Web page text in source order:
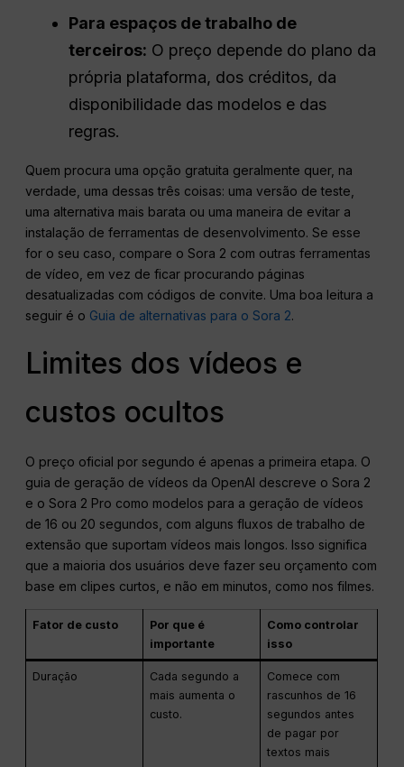
Para espaços de trabalho de
terceiros: O preço depende do plano da
própria plataforma, dos créditos, da
disponibilidade das modelos e das
regras.
Quem procura uma opção gratuita geralmente quer, na
verdade, uma dessas três coisas: uma versão de teste,
uma alternativa mais barata ou uma maneira de evitar a
instalação de ferramentas de desenvolvimento. Se esse
for o seu caso, compare o Sora 2 com outras ferramentas
de vídeo, em vez de ficar procurando páginas
desatualizadas com códigos de convite. Uma boa leitura a
seguir é o Guia de alternativas para o Sora 2.
Limites dos vídeos e
custos ocultos
O preço oficial por segundo é apenas a primeira etapa. O
guia de geração de vídeos da OpenAI descreve o Sora 2
e o Sora 2 Pro como modelos para a geração de vídeos
de 16 ou 20 segundos, com alguns fluxos de trabalho de
extensão que suportam vídeos mais longos. Isso significa
que a maioria dos usuários deve fazer seu orçamento com
base em clipes curtos, e não em minutos, como nos filmes.
Fator de custo
Por que é
importante
Como controlar
isso
Duração
Cada segundo a
mais aumenta o
custo.
Comece com
rascunhos de 16
segundos antes
de pagar por
textos mais